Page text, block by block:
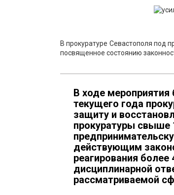
В прокуратуре Севастополя под
посвященное состоянию
В ходе мероприятия
текущего года
защиту и
прокуратуры свыше
действующим
реагирования
дисциплинарной
рассматриваемой